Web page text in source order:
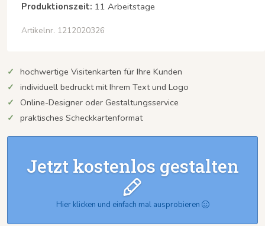
Produktionszeit: 11 Arbeitstage
Artikelnr. 1212020326
hochwertige Visitenkarten für Ihre Kunden
individuell bedruckt mit Ihrem Text und Logo
Online-Designer oder Gestaltungsservice
praktisches Scheckkartenformat
Hier klicken und einfach mal ausprobieren